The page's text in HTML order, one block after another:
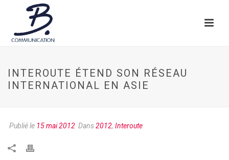
INTEROUTE ÉTEND SON RÉSEAU
INTERNATIONAL EN ASIE
Publié le 15 mai 2012 Dans2012, Interoute